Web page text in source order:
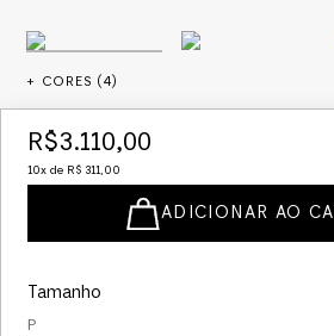
+ CORES (4)
Tamanho
P
R$3.110,00
10x de R$ 311,00
ADICIONAR AO